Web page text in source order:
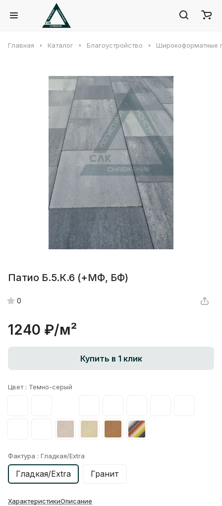
Главная Каталог Благоустройство Широкоформатные
Патио Б.5.К.6 (+МФ, БФ)
0
1240 ₽/м²
Купить в 1 клик
Цвет : Темно-серый
Фактура : Гладкая/Extra
Гладкая/Extra Гранит
ХарактеристикиОписание